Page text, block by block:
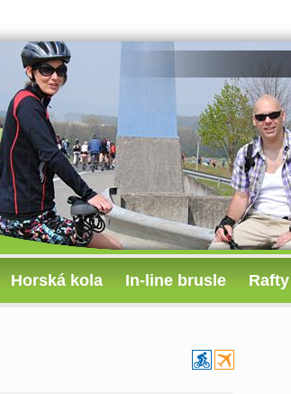
Horská kola In-line brusle